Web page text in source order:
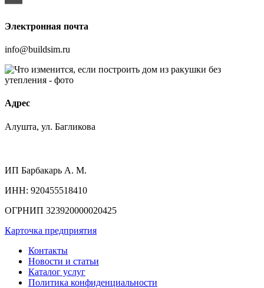
Электронная почта
info@buildsim.ru
Адрес
Алушта, ул. Багликова
ИП Барбакарь А. М.
ИНН: 920455518410
ОГРНИП 323920000020425
Карточка предприятия
Контакты
Новости и статьи
Каталог услуг
Политика конфиденциальности